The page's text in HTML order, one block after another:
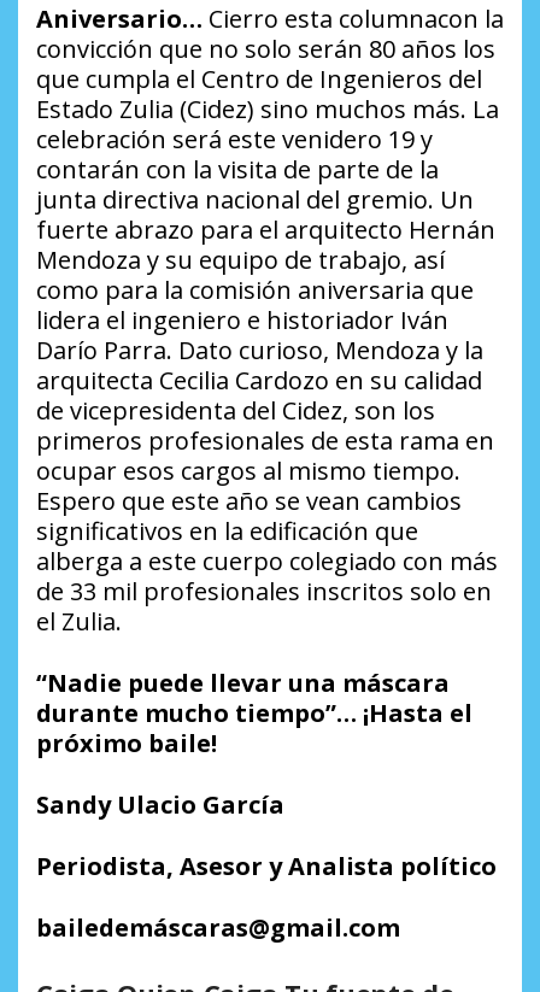
Aniversario… Cierro esta columnacon la
convicción que no solo serán 80 años los
que cumpla el Centro de Ingenieros del
Estado Zulia (Cidez) sino muchos más. La
celebración será este venidero 19 y
contarán con la visita de parte de la
junta directiva nacional del gremio. Un
fuerte abrazo para el arquitecto Hernán
Mendoza y su equipo de trabajo, así
como para la comisión aniversaria que
lidera el ingeniero e historiador Iván
Darío Parra. Dato curioso, Mendoza y la
arquitecta Cecilia Cardozo en su calidad
de vicepresidenta del Cidez, son los
primeros profesionales de esta rama en
ocupar esos cargos al mismo tiempo.
Espero que este año se vean cambios
significativos en la edificación que
alberga a este cuerpo colegiado con más
de 33 mil profesionales inscritos solo en
el Zulia.
“Nadie puede llevar una máscara
durante mucho tiempo”… ¡Hasta el
próximo baile!
Sandy Ulacio García
Periodista, Asesor y Analista político
bailedemáscaras@gmail.com